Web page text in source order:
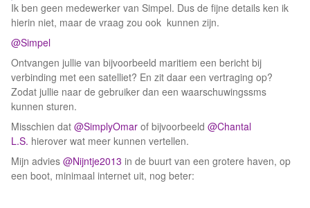
Ik ben geen medewerker van Simpel. Dus de fijne details ken ik
hierin niet, maar de vraag zou ook kunnen zijn.
@Simpel
Ontvangen jullie van bijvoorbeeld maritiem een bericht bij
verbinding met een satelliet? En zit daar een vertraging op?
Zodat jullie naar de gebruiker dan een waarschuwingssms
kunnen sturen.
Misschien dat @SimplyOmar of bijvoorbeeld @Chantal
L.S. hierover wat meer kunnen vertellen.
Mijn advies @Nijntje2013 in de buurt van een grotere haven, op
een boot, minimaal internet uit, nog beter: